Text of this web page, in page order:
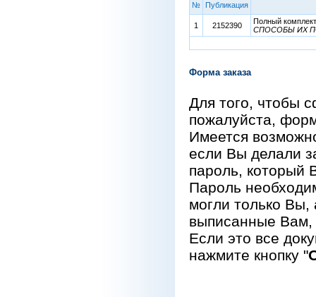
№ Публикация
1 2152390
Полный
СПОСОБЫ ИХ
Форма заказа
Для того, чтобы
пожалуйста,
Имеется
если Вы делали
пароль, который
Пароль
могли только Вы,
выписанные Вам,
Если это все
нажмите кнопку "